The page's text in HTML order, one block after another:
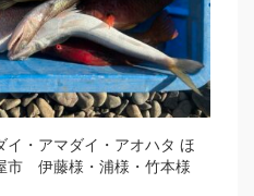
イ・アマダイ・アオハタ ほ
伊藤様・浦様・竹本様